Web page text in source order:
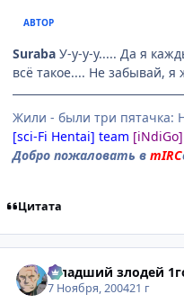
АВТОР
Suraba У-у-у-у..... Да я
всё такое.... Не забывай, я
Жили - были три пятачка:
[sci-Fi Hentai] team
Добро пожаловать в mIRC
Цитата
Младший злодей
7 Ноября, 200421 г